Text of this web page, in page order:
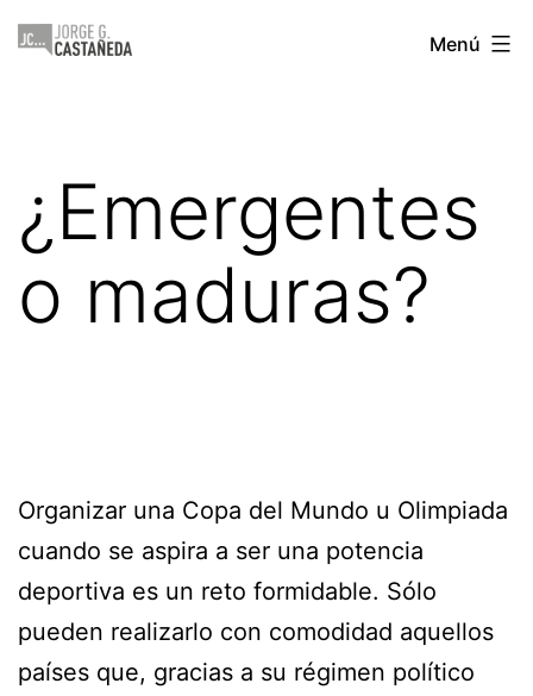
Saltar
Jorge
Menú
¿Emergentes
o maduras?
Organizar una Copa del Mundo u Olimpiada
cuando se aspira a ser una potencia
deportiva es un reto formidable. Sólo
pueden realizarlo con comodidad aquellos
países que, gracias a su régimen político